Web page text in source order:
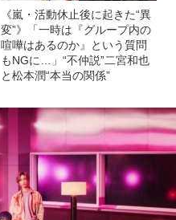
《嵐・活動休止後に起きた“異
変”》「一時は『グループ内の
喧嘩はあるのか』という質問
もNGに…」“不仲説”二宮和也
と松本潤“本当の関係”